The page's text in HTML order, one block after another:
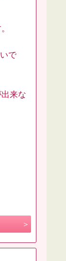
で
来な